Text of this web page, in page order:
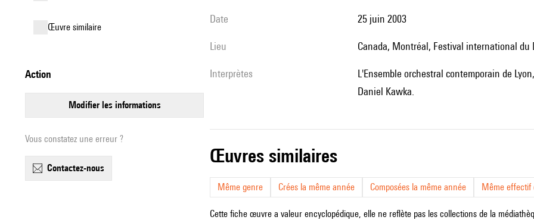
œuvre similaire
action
modifier les informations
Vous constatez une erreur ?
contactez-nous
date 25 juin 2003
lieu Canada, Montréal, Festival international du
interprètes
l'Ensemble orchestral contemporain de Lyon, l'Orchestre symphonique des jeunes de Montréal, direction :
Daniel Kawka.
œuvres similaires
Même genre Crées la même année Composées la même année Même effectif
Cette fiche œuvre a valeur encyclopédique, elle ne reflète pas les collections de la